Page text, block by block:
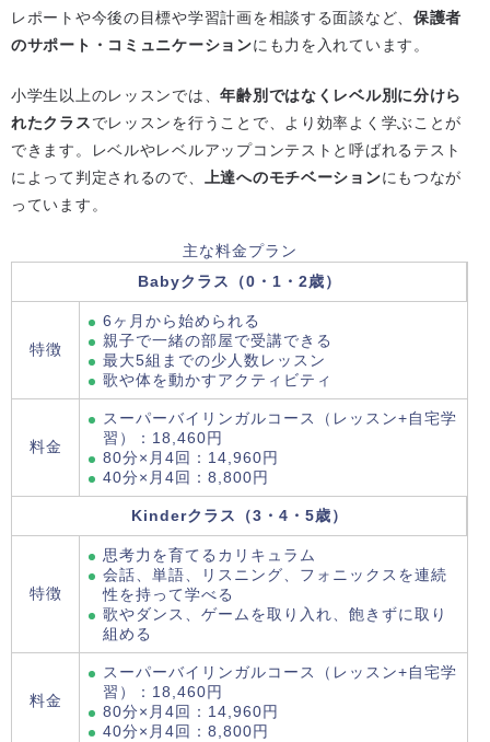
レポートや今後の目標や学習計画を相談する面談など、 保護者
のサポート・コミュニケーションにも力を入れています。
小学生以上のレッスンでは、年齢別ではなくレベル別に分けら
れたクラスでレッスンを行うことで、より効率よく学ぶことが
できます。レベルやレベルアップコンテストと呼ばれるテスト
によって判定されるので、
上達へのモチベーションにもつなが
っています。
主な料金プラン
Babyクラス（0・1・2歳）
特徴
6ヶ月から始められる
親子で一緒の部屋で受講できる
最大5組までの少人数レッスン
歌や体を動かすアクティビティ
料金
スーパーバイリンガルコース（レッスン+自宅学
習）：18,460円
80分×月4回：14,960円
40分×月4回：8,800円
Kinderクラス（3・4・5歳）
特徴
思考力を育てるカリキュラム
会話、単語、リスニング、フォニックスを連続
性を持って学べる
歌やダンス、ゲームを取り入れ、飽きずに取り
組める
料金
スーパーバイリンガルコース（レッスン+自宅学
習）：18,460円
80分×月4回：14,960円
40分×月4回：8,800円